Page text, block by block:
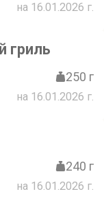
на 16.01.2026 г.
гриль
250 г
на 16.01.2026 г.
240 г
на 16.01.2026 г.